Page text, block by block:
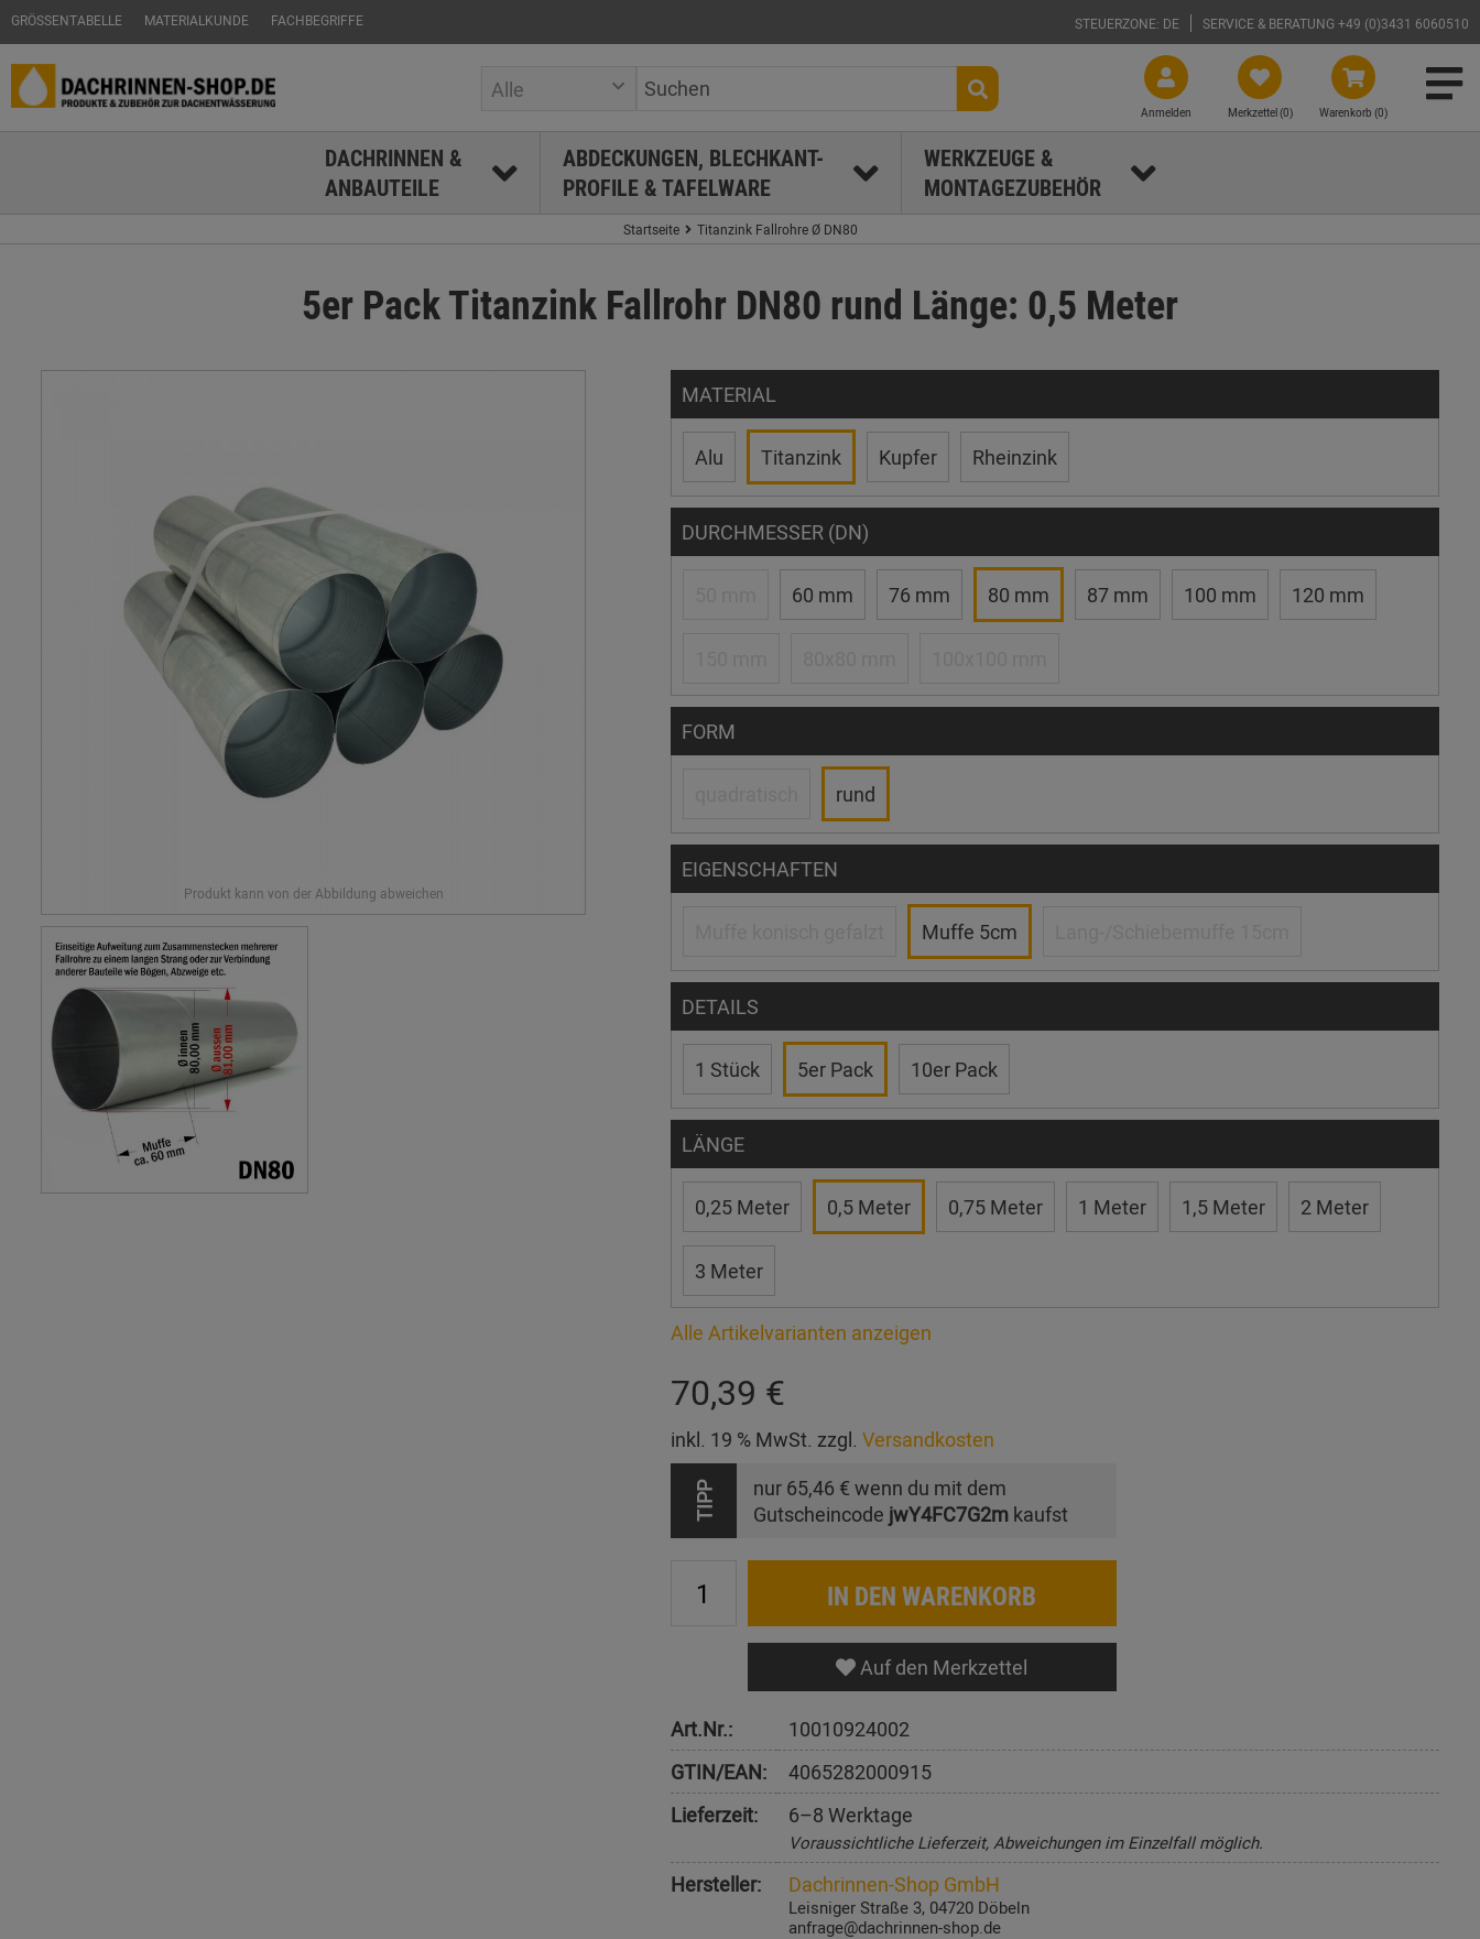
GRÖSSENTABELLE MATERIALKUNDE FACHBEGRIFFE STEUERZONE: DE SERVICE & BERATUNG +49 (0)3431 6060510
Warenkorb (0)
Merkzettel (0)
Anmelden
Alle
DACHRINNEN &
ANBAUTEILE
ABDECKUNGEN, BLECHKANT-
PROFILE & TAFELWARE
WERKZEUGE &
MONTAGEZUBEHÖR
Startseite Titanzink Fallrohre Ø DN80
5er Pack Titanzink Fallrohr DN80 rund Länge: 0,5 Meter
MATERIAL
Alu Titanzink Kupfer Rheinzink
DURCHMESSER (DN)
60 mm 76 mm 80 mm 87 mm 100 mm 120 mm
FORM
rund
EIGENSCHAFTEN
Muffe 5cm
DETAILS
1 Stück 5er Pack 10er Pack
LÄNGE
0,25 Meter 0,5 Meter 0,75 Meter 1 Meter 1,5 Meter 2 Meter
3 Meter
Alle Artikelvarianten anzeigen
70,39 €
inkl. 19 % MwSt. zzgl. Versandkosten
TIPP nur 65,46 € wenn du mit dem
Gutscheincode jwY4FC7G2mkaufst
IN DEN WARENKORB
Auf den Merkzettel
Art.Nr.:
10010924002
GTIN/EAN:
4065282000915
Lieferzeit:
6–8 Werktage
Voraussichtliche Lieferzeit, Abweichungen im Einzelfall möglich.
Hersteller: Dachrinnen-Shop GmbH
Leisniger Straße 3, 04720 Döbeln
anfrage@dachrinnen-shop.de